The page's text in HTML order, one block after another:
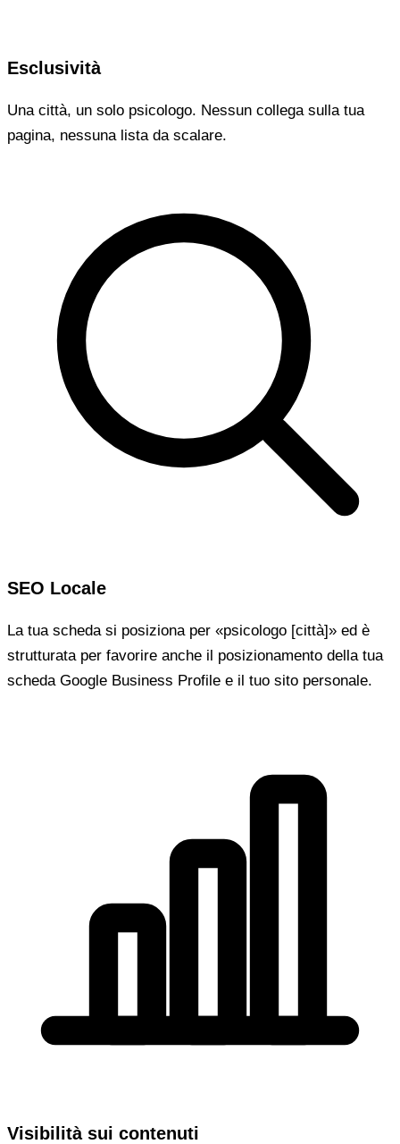
Esclusività
Una città, un solo psicologo. Nessun collega sulla tua
pagina, nessuna lista da scalare.
SEO Locale
La tua scheda si posiziona per «psicologo [città]» ed è
strutturata per favorire anche il posizionamento della tua
scheda Google Business Profile e il tuo sito personale.
Visibilità sui contenuti